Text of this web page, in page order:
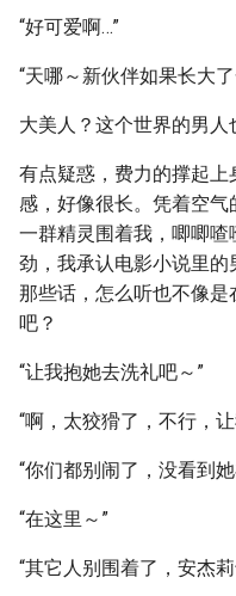
“好可爱啊…”
“天哪～新伙伴如果长大
大美人？这个世界的男人
有点疑惑，费力的撑起
感，好像很长。凭着空气
一群精灵围着我，唧唧
劲，我承认电影小说里
那些话，怎么听也不像是
吧？
“让我抱她去洗礼吧～”
“啊，太狡猾了，不行，
“你们都别闹了，没看到
“在这里～”
“其它人别围着了，安杰